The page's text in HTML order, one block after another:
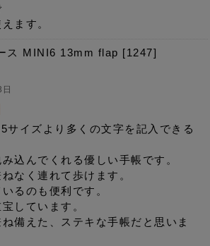
ます。
ス MINI6 13mm flap [1247]
サイズより多くの文字を記入できる
込んでくれる優しい手帳です。
なく連れて歩けます。
るのも便利です。
しています。
備えた、ステキな手帳だと思いま